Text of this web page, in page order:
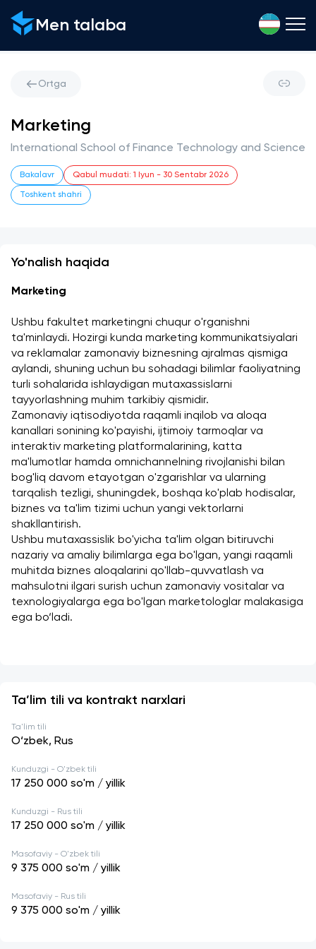
Men talaba
Ortga
Marketing
International School of Finance Technology and Science
Bakalavr Qabul mudati: 1 Iyun - 30 Sentabr 2026
Toshkent shahri
Yo'nalish haqida
Marketing
Ushbu fakultet marketingni chuqur o'rganishni
ta'minlaydi. Hozirgi kunda marketing kommunikatsiyalari
va reklamalar zamonaviy biznesning ajralmas qismiga
aylandi, shuning uchun bu sohadagi bilimlar faoliyatning
turli sohalarida ishlaydigan mutaxassislarni
tayyorlashning muhim tarkibiy qismidir.
Zamonaviy iqtisodiyotda raqamli inqilob va aloqa
kanallari sonining ko'payishi, ijtimoiy tarmoqlar va
interaktiv marketing platformalarining, katta
ma'lumotlar hamda omnichannelning rivojlanishi bilan
bog'liq davom etayotgan o'zgarishlar va ularning
tarqalish tezligi, shuningdek, boshqa ko'plab hodisalar,
biznes va ta'lim tizimi uchun yangi vektorlarni
shakllantirish.
Ushbu mutaxassislik bo'yicha ta'lim olgan bitiruvchi
nazariy va amaliy bilimlarga ega bo'lgan, yangi raqamli
muhitda biznes aloqalarini qo'llab-quvvatlash va
mahsulotni ilgari surish uchun zamonaviy vositalar va
texnologiyalarga ega bo'lgan marketologlar malakasiga
ega bo‘ladi.
Ta’lim tili va kontrakt narxlari
Ta'lim tili
O‘zbek, Rus
Kunduzgi - O'zbek tili
17 250 000 so'm / yillik
Kunduzgi - Rus tili
17 250 000 so'm / yillik
Masofaviy - O'zbek tili
9 375 000 so'm / yillik
Masofaviy - Rus tili
9 375 000 so'm / yillik